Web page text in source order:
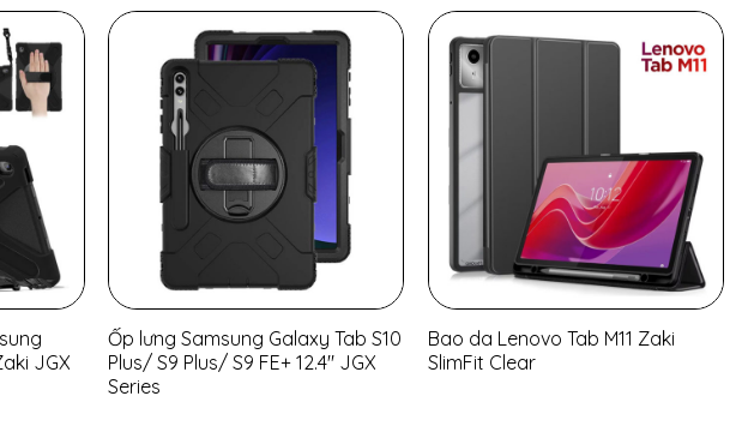
JGX
Ốp lưng Samsung Galaxy Tab S10
Plus/ S9 Plus/ S9 FE+ 12.4″ JGX
Series
Bao da Lenovo Tab M11 Zaki
SlimFit Clear